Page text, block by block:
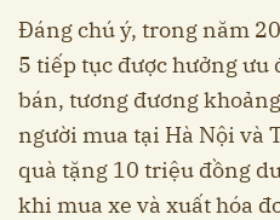
Đáng chú ý, trong năm
5 tiếp tục được hưởng ưu
bán, tương đương
người mua tại Hà Nội và
quà tặng 10 triệu đồng
khi mua xe và xuất hóa